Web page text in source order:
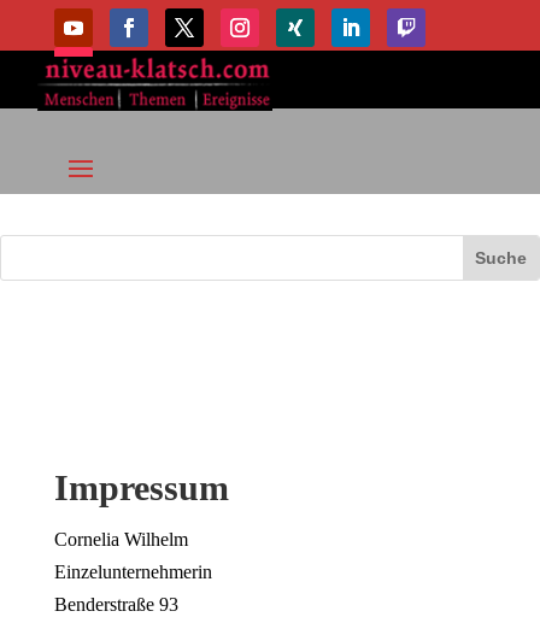
Impressum
Cornelia Wilhelm
Einzelunternehmerin
Benderstraße 93